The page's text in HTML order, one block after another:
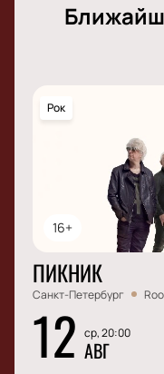
16+
Рок
ПИКНИК
Санкт-Петербург
12 ср, 20:00
АВГ